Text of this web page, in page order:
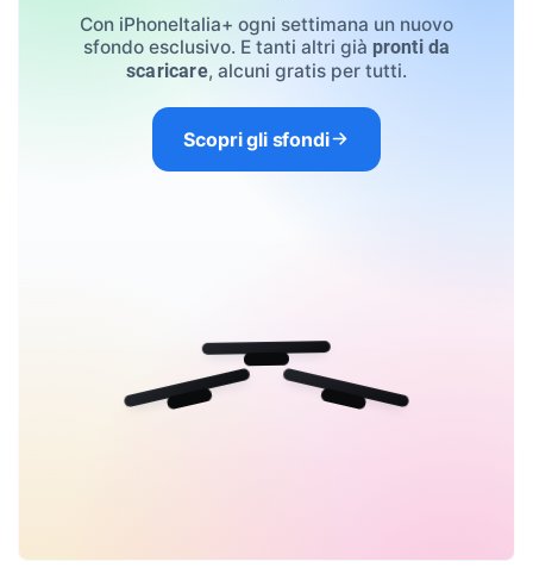
Con iPhoneItalia+ ogni settimana un nuovo
sfondo esclusivo. E tanti altri già pronti da
scaricare, alcuni gratis per tutti.
Scopri gli sfondi